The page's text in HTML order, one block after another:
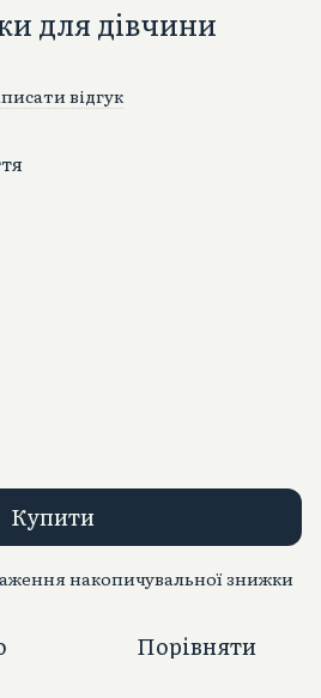
для дівчини
відгук
Купити
накопичувальної знижки
Порівняти